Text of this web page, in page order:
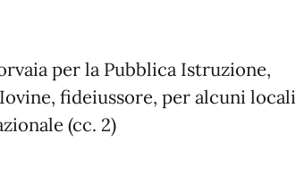
per la Pubblica Istruzione,
fideiussore, per alcuni locali
(cc. 2)